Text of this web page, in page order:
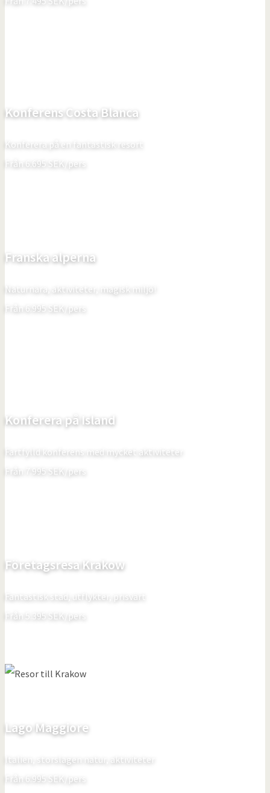
Konferens Costa Blanca
Konferera på en fantastisk resort
Från 6.695 SEK/pers
Franska alperna
Naturnära, aktiviteter, magisk miljö!
Från 6.995 SEK/pers
Konferera på Island
Fartfylld konferens med mycket aktiviteter
Från
7.995 SEK/pers
Företagsresa Krakow
Fantastisk stad, utflykter, prisvärt
Från
5.395 SEK/pers
Lago Maggiore
Italien, storslagen natur, aktiviteter
Från 6.995 SEK/pers